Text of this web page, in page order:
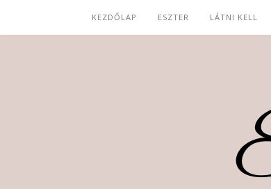
KEZDŐLAP ESZTER LÁTNI KELL